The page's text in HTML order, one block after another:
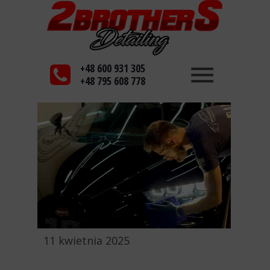
11 kwietnia 2025
+48 600 931 305
+48 795 608 778